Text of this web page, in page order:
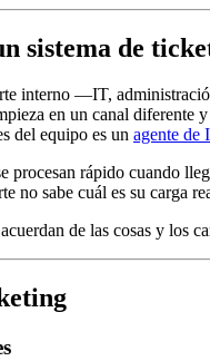
sistema de
interno —IT,
en un canal diferente
del equipo es un agente de
procesan rápido cuando
no sabe cuál es su carga
de las cosas y los